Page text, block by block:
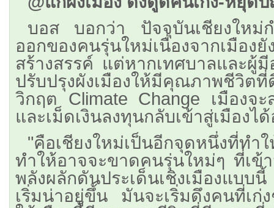
บอส บอกว่า ปัจจุบันเชียงใหม่
ออกของคนรุ่นใหม่เนื่องจากเมือง
สร้างสรรค์ แต่หากเทศบาลและผู้
ปรับปรุงผังเมืองให้มีคุณภาพชีวิต
วิกฤต Climate Change เมืองจะ
และเม็ดเงินลงทุนกลับเข้าสู่เมืองไ
​"คือเชียงใหม่เป็นอีกจุดหนึ่งที่
ทำให้อาจจะขาดคนรุ่นใหม่ๆ ที่เ
พลังผลักดันประเด็นเชิงเมืองแบบ
เริ่มน่าอยู่ขึ้น มันจะเริ่มดึงคนที่เก่ง